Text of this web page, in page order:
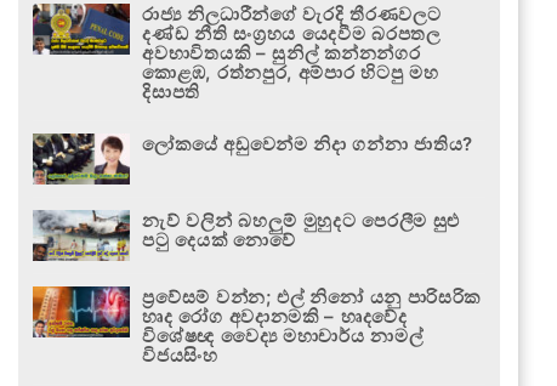
රාජ්‍ය නිලධාරීන්ගේ වැරදි තීරණවලට
දණ්ඩ නීති සංග්‍රහය යෙදවීම බරපතල
අවභාවිතයකි – සුනිල් කන්නන්ගර
කොළඹ, රත්නපුර, අම්පාර හිටපු මහ
දිසාපති
ලෝකයේ අඩුවෙන්ම නිදා ගන්නා ජාතිය?
නැව් වලින් බහලුම් මුහුදට පෙරලීම සුළු
පටු දෙයක් නොවේ
ප්‍රවේසම් වන්න; එල් නිනෝ යනු පාරිසරික
හෘද රෝග අවදානමකි – හෘදවේද
විශේෂඥ වෛද්‍ය මහාචාර්ය නාමල්
විජයසිංහ